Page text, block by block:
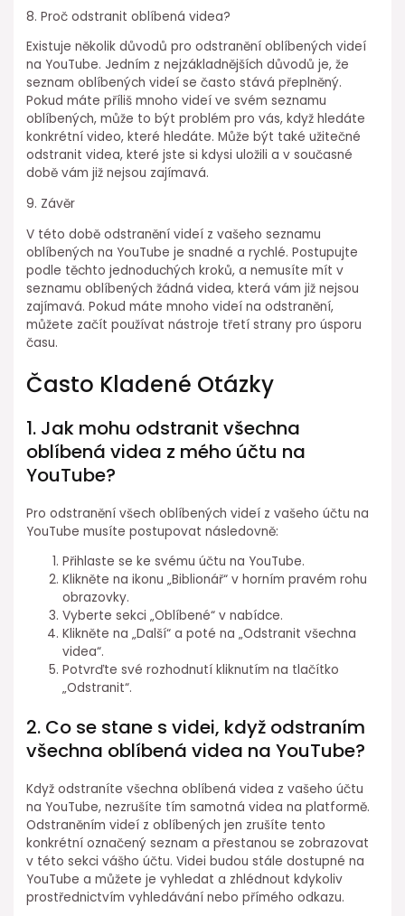
8. Proč odstranit oblíbená videa?
Existuje několik důvodů pro odstranění oblíbených videí
na YouTube. Jedním z nejzákladnějších důvodů je, že
seznam oblíbených videí se často stává přeplněný.
Pokud máte příliš mnoho videí ve svém seznamu
oblíbených, může to být problém pro vás, když hledáte
konkrétní video, které hledáte. Může být také užitečné
odstranit videa, které jste si kdysi uložili a v současné
době vám již nejsou zajímavá.
9. Závěr
V této době odstranění videí z vašeho seznamu
oblíbených na YouTube je snadné a rychlé. Postupujte
podle těchto jednoduchých kroků, a nemusíte mít v
seznamu oblíbených žádná videa, která vám již nejsou
zajímavá. Pokud máte mnoho videí na odstranění,
můžete začít používat nástroje třetí strany pro úsporu
času.
Často Kladené Otázky
1. Jak mohu odstranit všechna
oblíbená videa z mého účtu na
YouTube?
Pro odstranění všech oblíbených videí z vašeho účtu na
YouTube musíte postupovat následovně:
Přihlaste se ke svému účtu na YouTube.
Klikněte na ikonu „Biblionář“ v horním pravém rohu
obrazovky.
Vyberte sekci „Oblíbené“ v nabídce.
Klikněte na „Další“ a poté na „Odstranit všechna
videa“.
Potvrďte své rozhodnutí kliknutím na tlačítko
„Odstranit“.
2. Co se stane s videi, když odstraním
všechna oblíbená videa na YouTube?
Když odstraníte všechna oblíbená videa z vašeho účtu
na YouTube, nezrušíte tím samotná videa na platformě.
Odstraněním videí z oblíbených jen zrušíte tento
konkrétní označený seznam a přestanou se zobrazovat
v této sekci vášho účtu. Videi budou stále dostupné na
YouTube a můžete je vyhledat a zhlédnout kdykoliv
prostřednictvím vyhledávání nebo přímého odkazu.